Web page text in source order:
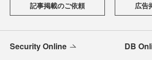
記事掲載のご依頼 広告
Security Online DB